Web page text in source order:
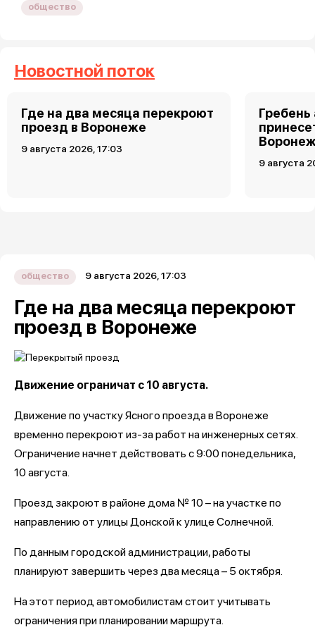
общество
Новостной поток
Где на два месяца перекроют
проезд в Воронеже
9 августа 2026, 17:03
9 августа
общество 9 августа 2026, 17:03
Где на два месяца перекроют
проезд в Воронеже
Движение ограничат с 10 августа.
Движение по участку Ясного проезда в Воронеже
временно перекроют из-за работ на инженерных сетях.
Ограничение начнет действовать с 9:00 понедельника,
10 августа.
Проезд закроют в районе дома № 10 – на участке по
направлению от улицы Донской к улице Солнечной.
По данным городской администрации, работы
планируют завершить через два месяца – 5 октября.
На этот период автомобилистам стоит учитывать
ограничения при планировании маршрута.